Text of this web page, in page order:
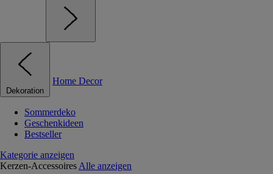
Dekoration
Home Decor
Sommerdeko
Geschenkideen
Bestseller
Kategorie anzeigen
Kerzen-Accessoires Alle anzeigen